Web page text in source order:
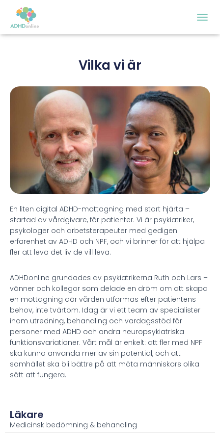
L
V
R
N
G
Vilka vi är
En liten digital ADHD-mottagning med stort hjärta –
startad av vårdgivare, för patienter. Vi är psykiatriker,
psykologer och arbetsterapeuter med gedigen
erfarenhet av ADHD och NPF, och vi brinner för att hjälpa
fler att leva det liv de vill leva.
ADHDonline grundades av psykiatrikerna Ruth och Lars –
vänner och kollegor som delade en dröm om att skapa
en mottagning där vården utformas efter patientens
behov, inte tvärtom. Idag är vi ett team av specialister
inom utredning, behandling och vardagsstöd för
personer med ADHD och andra neuropsykiatriska
funktionsvariationer. Vårt mål är enkelt: att fler med NPF
ska kunna använda mer av sin potential, och att
samhället ska bli bättre på att möta människors olika
sätt att fungera.
Läkare
Medicinsk bedömning & behandling